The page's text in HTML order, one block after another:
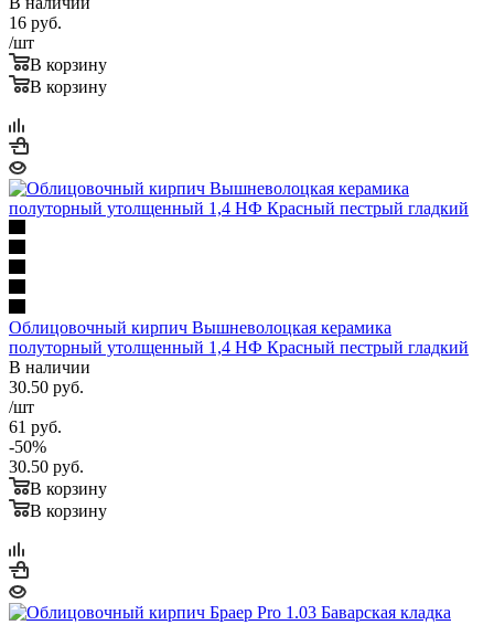
16 руб.
/шт
В корзину
В корзину
Облицовочный кирпич Вышневолоцкая керамика
полуторный утолщенный 1,4 НФ Красный пестрый гладкий
В наличии
30.50 руб.
/шт
61 руб.
-50%
30.50 руб.
В корзину
В корзину